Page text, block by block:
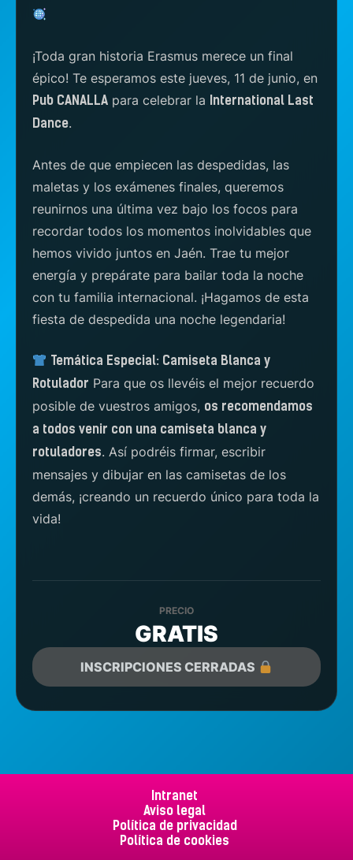
¡Toda gran historia Erasmus merece un final
épico! Te esperamos este jueves, 11 de junio, en
Pub CANALLA para celebrar la International Last
Dance.
Antes de que empiecen las despedidas, las
maletas y los exámenes finales, queremos
reunirnos una última vez bajo los focos para
recordar todos los momentos inolvidables que
hemos vivido juntos en Jaén. Trae tu mejor
energía y prepárate para bailar toda la noche
con tu familia internacional. ¡Hagamos de esta
fiesta de despedida una noche legendaria!
Temática Especial: Camiseta Blanca y
Rotulador Para que os llevéis el mejor recuerdo
posible de vuestros amigos, os recomendamos
a todos venir con una camiseta blanca y
rotuladores. Así podréis firmar, escribir
mensajes y dibujar en las camisetas de los
demás, ¡creando un recuerdo único para toda la
vida!
PRECIO
GRATIS
INSCRIPCIONES CERRADAS
Intranet
Aviso legal
Política de privacidad
Política de cookies